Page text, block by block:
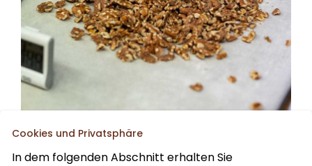
Cookies und Privatsphäre
In dem folgenden Abschnitt erhalten Sie